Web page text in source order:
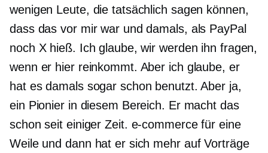
wenigen Leute, die tatsächlich sagen können,
dass das vor mir war und damals, als PayPal
noch X hieß. Ich glaube, wir werden ihn fragen,
wenn er hier reinkommt. Aber ich glaube, er
hat es damals sogar schon benutzt. Aber ja,
ein Pionier in diesem Bereich. Er macht das
schon seit einiger Zeit. e-commercefür eine
Weile und dann hat er sich mehr auf Vorträge